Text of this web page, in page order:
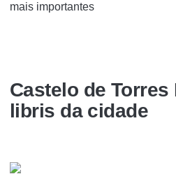
mais importantes
Castelo de Torres
libris da cidade